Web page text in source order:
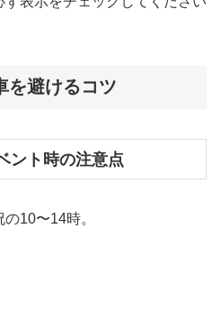
を避けるコツ
ント時の注意点
10〜14時。